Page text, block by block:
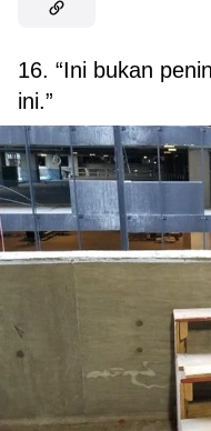
16. “Ini bukan
ini.”